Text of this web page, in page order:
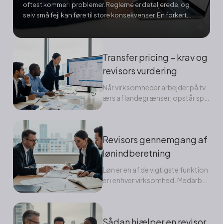
oftest kommer i problemer. Reglerne er detaljerede, og
selv små fejl kan føre til store konsekvenser. En forkert
angivelse kan betyde bøder, renter eller unødvendige
Transfer pricing – krav og
revisors vurdering
Når virksomheder arbejder på tv
ærs af landegrænser, opstår spø
Revisors gennemgang af
lønindberetning
Løn er en af de vigtigste funktion
er i enhver virksomhed. Medarbej
Sådan hjælper en revisor